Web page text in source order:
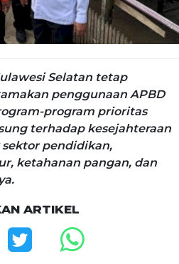
Selatan tetap
penggunaan APBD
program prioritas
terhadap kesejahteraan
pendidikan,
ketahanan pangan, dan
ARTIKEL